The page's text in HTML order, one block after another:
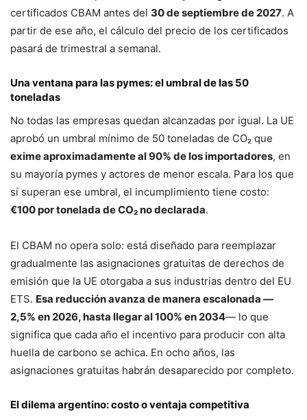
certificados CBAM antes del 30 de septiembre de 2027. A
partir de ese año, el cálculo del precio de los certificados
pasará de trimestral a semanal.
Una ventana para las pymes: el umbral de las 50
toneladas
No todas las empresas quedan alcanzadas por igual. La UE
aprobó un umbral mínimo de 50 toneladas de CO₂ que
exime aproximadamente al 90% de los importadores, en
su mayoría pymes y actores de menor escala. Para los que
sí superan ese umbral, el incumplimiento tiene costo:
€100 por tonelada de CO₂ no declarada.
El CBAM no opera solo: está diseñado para reemplazar
gradualmente las asignaciones gratuitas de derechos de
emisión que la UE otorgaba a sus industrias dentro del EU
ETS. Esa reducción avanza de manera escalonada —
2,5% en 2026, hasta llegar al 100% en 2034— lo que
significa que cada año el incentivo para producir con alta
huella de carbono se achica. En ocho años, las
asignaciones gratuitas habrán desaparecido por completo.
El dilema argentino: costo o ventaja competitiva